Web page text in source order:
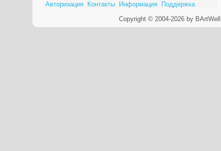
Авторизация Контакты Информация
Поддержка
Copyright © 2004-2026 by BArtWell